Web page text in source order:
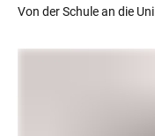
Von der Schule an die Uni